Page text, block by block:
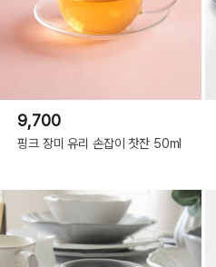
9,700
핑크 장미 유리 손잡이 찻잔 50ml